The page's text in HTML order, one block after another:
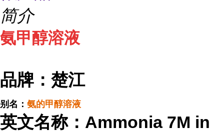
简介
氨甲醇溶液
品牌：楚江
别名： 氨的甲醇溶液
英文名称：Ammonia 7M in